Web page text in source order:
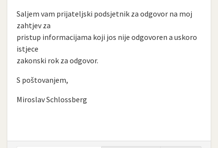
Saljem vam prijateljski podsjetnik za odgovor na moj
zahtjev za
pristup informacijama koji jos nije odgovoren a uskoro
istjece
zakonski rok za odgovor.
S poštovanjem,
Miroslav Schlossberg